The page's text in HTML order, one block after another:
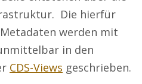
Die hierfür
werden mit
in den
CDS-Views geschrieben.